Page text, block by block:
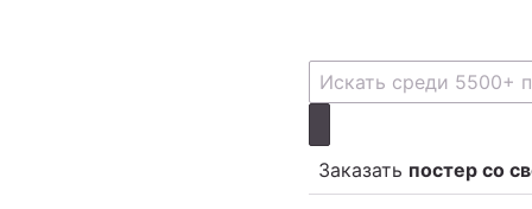
Заказать постер со